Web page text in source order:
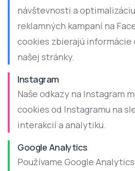
návštevnosti a
reklamných kampaní na
cookies zbierajú informácie
našej stránky.
Instagram
Naše odkazy na Instagram
cookies od Instagramu na
interakcií a analytiku.
Google Analytics
Používame Google